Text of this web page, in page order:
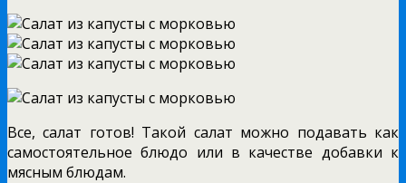
Все, салат готов! Такой салат можно подавать как
самостоятельное блюдо или в качестве добавки к
мясным блюдам.